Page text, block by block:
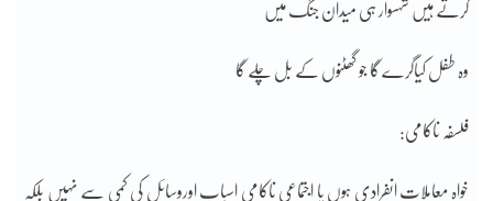
گرتے ہیں شہسوار ہی میدان جنگ میں
وہ طفل کیاگرے گا جو گھٹنوں کے بل چلے گا
فلسفہ ناکامی:
خواہ معاملات انفرادی ہوں یا اجتماعی ناکامی اسباب اوروسائل کی کمی سے نہیں بلکہ